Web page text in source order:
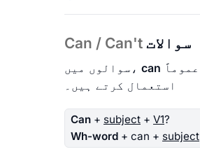
Can / Can't سوالات
سوالوں میں، can
استعمال کرتے ہیں۔
Can + subject + V1?
Wh-word + can + subject